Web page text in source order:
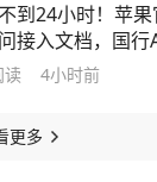
到24小时！苹
接入文档，国行
读 4小时前
更多